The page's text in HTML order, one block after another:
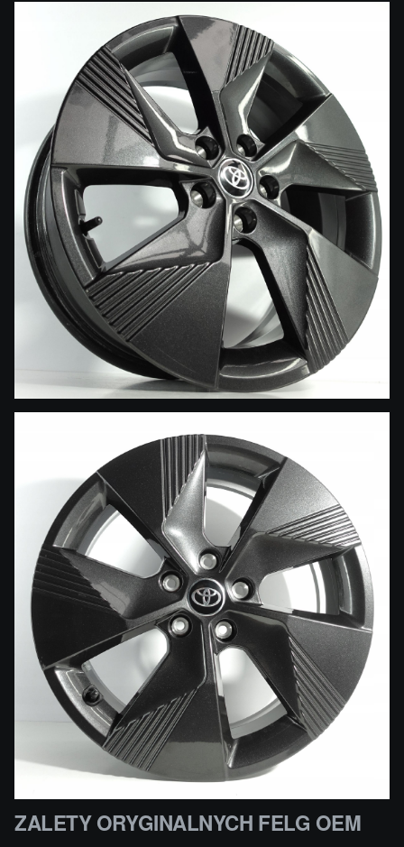
ZALETY ORYGINALNYCH FELG OEM